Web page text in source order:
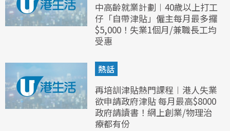
中高齡就業計劃︱40歲以上打工
仔「自帶津貼」僱主每月最多攞
$5,000！失業1個月/兼職長工均
受惠
熱話
再培訓津貼熱門課程︱港人失業
欲申請政府津貼 每月最高$8000
政府請讀書！網上創業/物理治
療都有份